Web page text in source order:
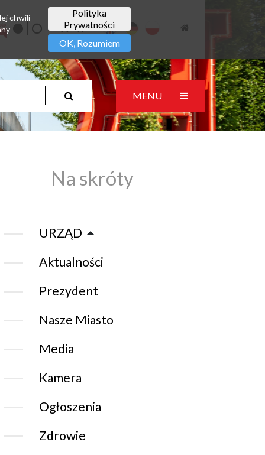
MENU
Na skróty
URZĄD
Aktualności
Prezydent
Nasze Miasto
Media
Kamera
Ogłoszenia
Zdrowie
Polityka
Prywatności
OK, Rozumiem
chwili